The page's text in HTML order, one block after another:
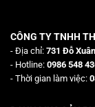
CÔNG TY TNHH
- Địa chỉ: 731 Đỗ
- Hotline: 0986 548
- Thời gian làm việc: